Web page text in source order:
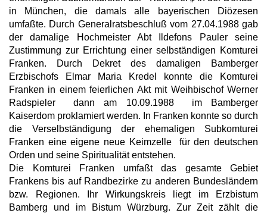
in München, die damals alle bayerischen Diözesen
umfaßte. Durch Generalratsbeschluß vom 27.04.1988 gab
der damalige Hochmeister Abt Ildefons Pauler seine
Zustimmung zur Errichtung einer selbständigen Komturei
Franken. Durch Dekret des damaligen Bamberger
Erzbischofs Elmar Maria Kredel konnte die Komturei
Franken in einem feierlichen Akt mit Weihbischof Werner
Radspieler dann am 10.09.1988 im Bamberger
Kaiserdom proklamiert werden. In Franken konnte so durch
die Verselbständigung der ehemaligen Subkomturei
Franken eine eigene neue Keimzelle für den deutschen
Orden und seine Spiritualität entstehen.
Die Komturei Franken umfaßt das gesamte Gebiet
Frankens bis auf Randbezirke zu anderen Bundesländern
bzw. Regionen. Ihr Wirkungskreis liegt im Erzbistum
Bamberg und im Bistum Würzburg. Zur Zeit zählt die